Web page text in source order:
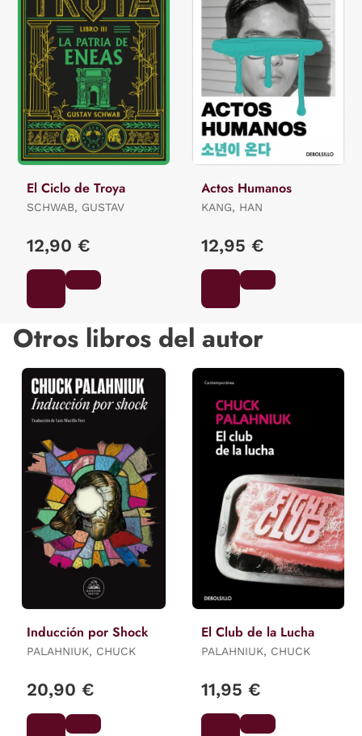
El Ciclo de Troya
SCHWAB, GUSTAV
12,90 €
Actos Humanos
KANG, HAN
12,95 €
Otros libros del autor
Inducción por Shock
PALAHNIUK, CHUCK
20,90 €
El Club de la Lucha
PALAHNIUK, CHUCK
11,95 €